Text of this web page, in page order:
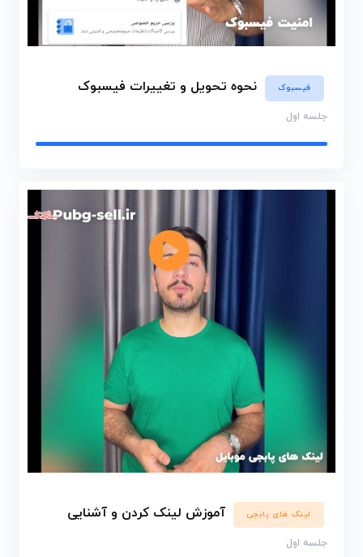
فیسبوک نحوه تحویل و تغییرات فیسبوک
جلسه اول
لینک های پابجی آموزش لینک کردن و آشنایی
جلسه اول